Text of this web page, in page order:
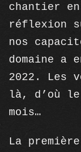
chantier
réflexion
nos
domaine a
2022. Les
là, d’où le
mois…
La